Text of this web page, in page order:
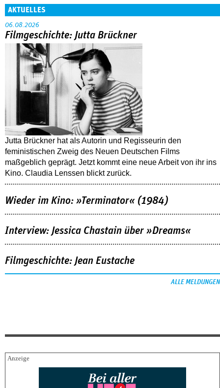
AKTUELLES
06.08.2026
Filmgeschichte: Jutta Brückner
Jutta Brückner hat als Autorin und Regisseurin den
feministischen Zweig des Neuen Deutschen Films
maßgeblich geprägt. Jetzt kommt eine neue Arbeit von ihr ins
Kino. Claudia Lenssen blickt zurück.
Wieder im Kino: »Terminator« (1984)
Interview: Jessica Chastain über »Dreams«
Filmgeschichte: Jean Eustache
ALLE MELDUNGEN